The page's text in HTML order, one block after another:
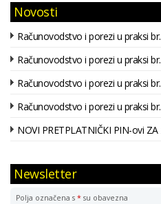
Novosti
Računovodstvo i porezi u praksi
Računovodstvo i porezi u praksi
Računovodstvo i porezi u praksi
Računovodstvo i porezi u praksi
NOVI PRETPLATNIČKI PIN-ovi
Newsletter
Polja označena s * su obavezna